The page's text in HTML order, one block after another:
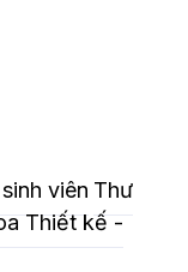
viên Thư
Thiết kế -